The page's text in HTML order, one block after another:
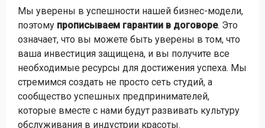
Мы уверены в успешности нашей бизнес-модели,
поэтому прописываем гарантии в договоре. Это
означает, что вы можете быть уверены в том, что
ваша инвестиция защищена, и вы получите все
необходимые ресурсы для достижения успеха. Мы
стремимся создать не просто сеть студий, а
сообщество успешных предпринимателей,
которые вместе с нами будут развивать культуру
обслуживания в индустрии красоты.